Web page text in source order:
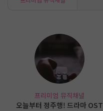
프리미엄 뮤직채널
오늘부터 정주행! 드라마 OST